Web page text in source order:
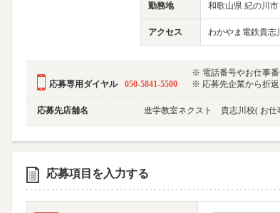
勤務地 和歌山県 紀の川市
アクセス わかやま電鉄貴志
応募専用ダイヤル 050-5841-5500
※ 電話番号やお仕事番
※ 応募先企業から折
応募先店舗名 進学教室ネクスト 貴志川校( お仕
応募項目を入力する